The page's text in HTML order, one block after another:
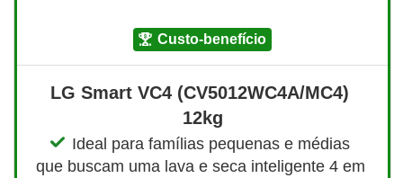
custo-benefício
LG Smart VC4 (CV5012WC4A/MC4)
12kg
Ideal para famílias pequenas e médias
que buscam uma lava e seca inteligente 4 em